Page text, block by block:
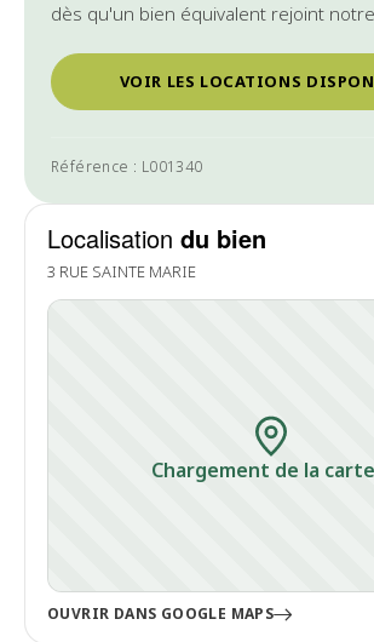
dès qu'un bien équivalent rejoint
VOIR LES LOCATIONS
Référence : L001340
Localisation du bien
3 RUE SAINTE MARIE
Chargement de la
OUVRIR DANS GOOGLE MAPS